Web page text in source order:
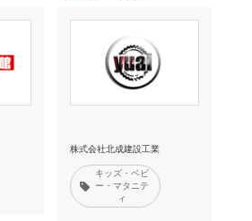
株式会社北成建設工業
キッズ・ベビ
ー・マタニテ
ィ